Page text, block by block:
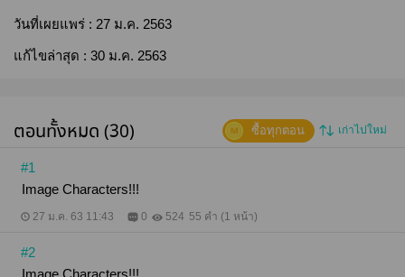
วันที่เผยแพร่ : 27 ม.ค. 2563
แก้ไขล่าสุด : 30 ม.ค. 2563
ตอนทั้งหมด (30) เก่าไปใหม่
ซื้อทุกตอน
#1
Image Characters!!!
27 ม.ค. 63 11:43 0 524 55 คำ (1 หน้า)
#2